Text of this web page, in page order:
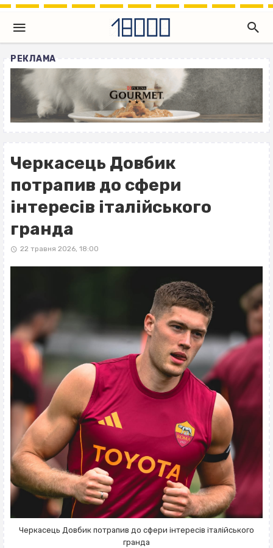
РЕКЛАМА
Черкасець Довбик
потрапив до сфери
інтересів італійського
гранда
22 травня 2026, 18:00
Черкасець Довбик потрапив до сфери інтересів італійського
гранда